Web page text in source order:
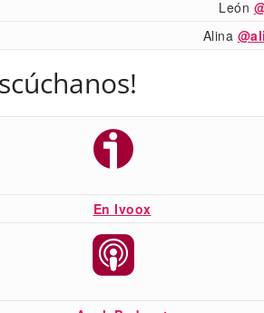
León
Alina
En Ivoox